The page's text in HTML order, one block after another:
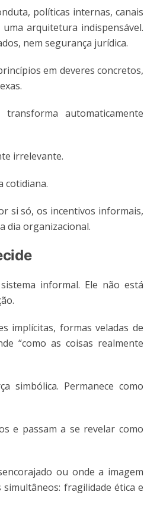
políticas internas, canais
arquitetura indispensável.
nem segurança jurídica.
em deveres concretos,
automaticamente
irrelevante.
cotidiana.
si só, os incentivos informais,
dia organizacional.
informal. Ele não está
implícitas, formas veladas de
“como as coisas realmente
simbólica. Permanece como
e passam a se revelar como
ou onde a imagem
fragilidade ética e